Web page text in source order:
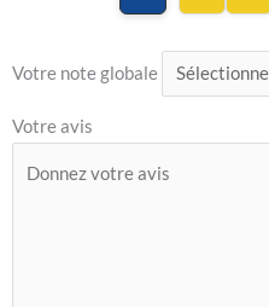
Votre note globale
Votre avis